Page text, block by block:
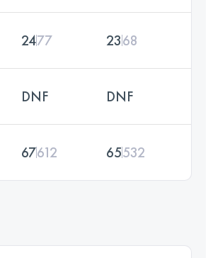
2477 2368
DNF DNF
67612 65532